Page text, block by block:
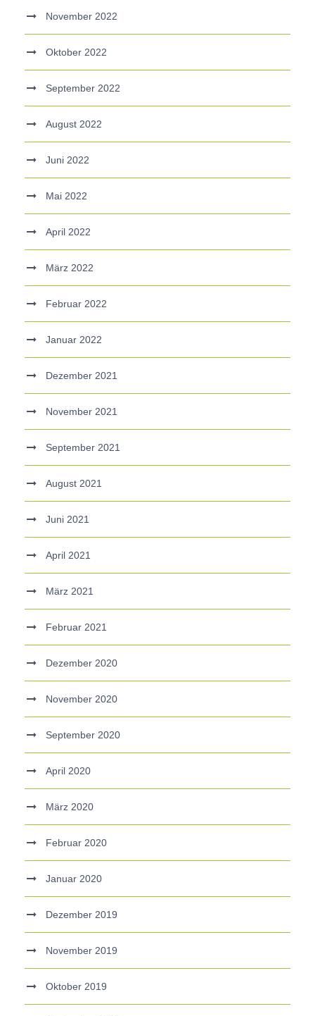
November 2022
Oktober 2022
September 2022
August 2022
Juni 2022
Mai 2022
April 2022
März 2022
Februar 2022
Januar 2022
Dezember 2021
November 2021
September 2021
August 2021
Juni 2021
April 2021
März 2021
Februar 2021
Dezember 2020
November 2020
September 2020
April 2020
März 2020
Februar 2020
Januar 2020
Dezember 2019
November 2019
Oktober 2019